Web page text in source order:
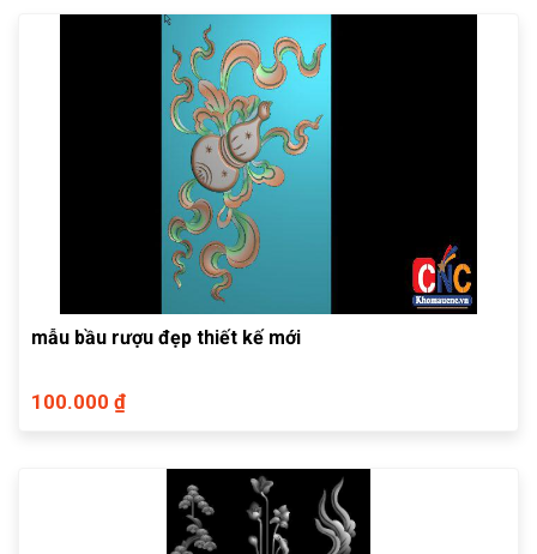
mẫu bầu rượu đẹp thiết kế mới
100.000 ₫